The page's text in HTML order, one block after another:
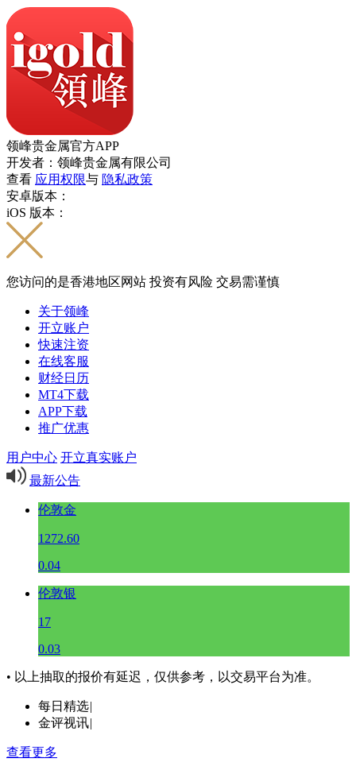
领峰贵金属官方APP
开发者：领峰贵金属有限公司
查看 应用权限与 隐私政策
安卓版本：
iOS 版本：
您访问的是香港地区网站 投资有风险 交易需谨慎
关于领峰
开立账户
快速注资
在线客服
财经日历
MT4下载
APP下载
推广优惠
用户中心 开立真实账户
最新公告
伦敦金
1272.60
0.04
伦敦银
17
0.03
• 以上抽取的报价有延迟，仅供参考，以交易平台为准。
每日精选|
金评视讯|
查看更多